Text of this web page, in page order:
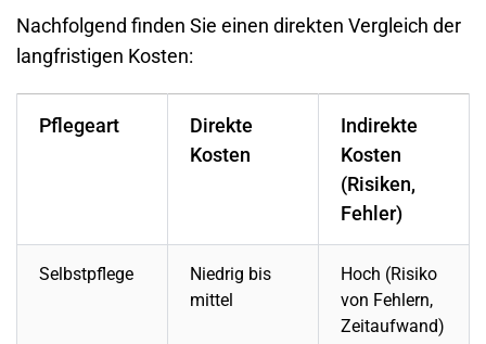
Nachfolgend finden Sie einen direkten Vergleich der
langfristigen Kosten:
Pflegeart
Direkte
Kosten
Indirekte
Kosten
(Risiken,
Fehler)
Selbstpflege
Niedrig bis
mittel
Hoch (Risiko
von Fehlern,
Zeitaufwand)